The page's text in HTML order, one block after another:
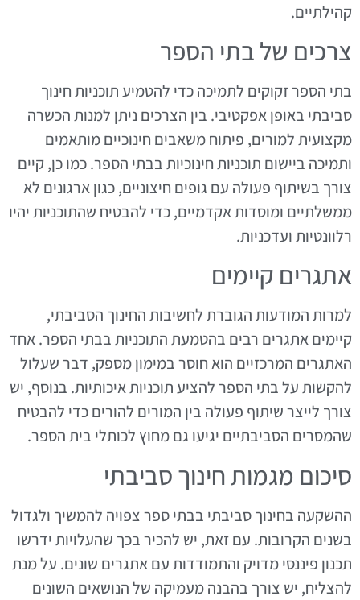
קהילתיים.
צרכים של בתי הספר
בתי הספר זקוקים לתמיכה כדי להטמיע תוכניות חינוך
סביבתי באופן אפקטיבי. בין הצרכים ניתן למנות הכשרה
מקצועית למורים, פיתוח משאבים חינוכיים מותאמים
ותמיכה ביישום תוכניות חינוכיות בבתי הספר. כמו כן, קיים
צורך בשיתוף פעולה עם גופים חיצוניים, כגון ארגונים לא
ממשלתיים ומוסדות אקדמיים, כדי להבטיח שהתוכניות יהיו
רלוונטיות ועדכניות.
אתגרים קיימים
למרות המודעות הגוברת לחשיבות החינוך הסביבתי,
קיימים אתגרים רבים בהטמעת התוכניות בבתי הספר. אחד
האתגרים המרכזיים הוא חוסר במימון מספק, דבר שעלול
להקשות על בתי הספר להציע תוכניות איכותיות. בנוסף, יש
צורך לייצר שיתוף פעולה בין המורים להורים כדי להבטיח
שהמסרים הסביבתיים יגיעו גם מחוץ לכותלי בית הספר.
סיכום מגמות חינוך סביבתי
ההשקעה בחינוך סביבתי בבתי ספר צפויה להמשיך ולגדול
בשנים הקרובות. עם זאת, יש להכיר בכך שהעלויות ידרשו
תכנון פיננסי מדויק והתמודדות עם אתגרים שונים. על מנת
להצליח, יש צורך בהבנה מעמיקה של הנושאים השונים